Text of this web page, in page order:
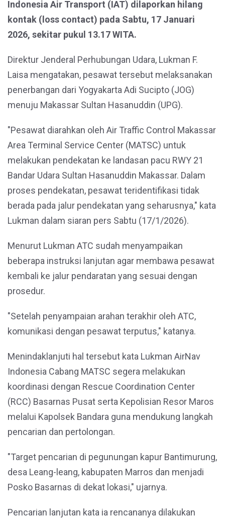
Indonesia Air Transport (IAT) dilaporkan hilang
kontak (loss contact) pada Sabtu, 17 Januari
2026, sekitar pukul 13.17 WITA.
Direktur Jenderal Perhubungan Udara, Lukman F.
Laisa mengatakan, pesawat tersebut melaksanakan
penerbangan dari Yogyakarta Adi Sucipto (JOG)
menuju Makassar Sultan Hasanuddin (UPG).
"Pesawat diarahkan oleh Air Traffic Control Makassar
Area Terminal Service Center (MATSC) untuk
melakukan pendekatan ke landasan pacu RWY 21
Bandar Udara Sultan Hasanuddin Makassar. Dalam
proses pendekatan, pesawat teridentifikasi tidak
berada pada jalur pendekatan yang seharusnya," kata
Lukman dalam siaran pers Sabtu (17/1/2026).
Menurut Lukman ATC sudah menyampaikan
beberapa instruksi lanjutan agar membawa pesawat
kembali ke jalur pendaratan yang sesuai dengan
prosedur.
"Setelah penyampaian arahan terakhir oleh ATC,
komunikasi dengan pesawat terputus," katanya.
Menindaklanjuti hal tersebut kata Lukman AirNav
Indonesia Cabang MATSC segera melakukan
koordinasi dengan Rescue Coordination Center
(RCC) Basarnas Pusat serta Kepolisian Resor Maros
melalui Kapolsek Bandara guna mendukung langkah
pencarian dan pertolongan.
"Target pencarian di pegunungan kapur Bantimurung,
desa Leang-leang, kabupaten Marros dan menjadi
Posko Basarnas di dekat lokasi," ujarnya.
Pencarian lanjutan kata ia rencananya dilakukan